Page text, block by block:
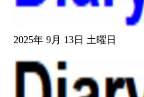
2025年 9月 13日 土曜日